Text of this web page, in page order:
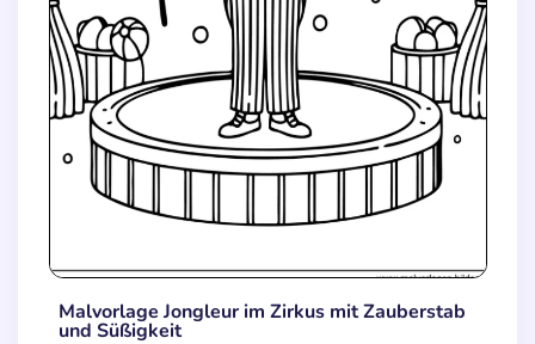
Malvorlage Jongleur im Zirkus mit Zauberstab
und Süßigkeit